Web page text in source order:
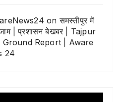
onसमस्तीपुर में
| प्रशासन बेखबर | Tajpur
Ground Report | Aware
24